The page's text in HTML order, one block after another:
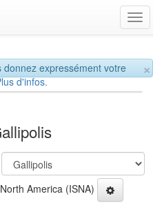
×
donnez expressément votre
d'infos.
America (ISNA)